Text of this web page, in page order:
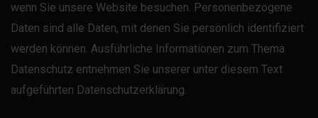
wenn Sie unsere Website besuchen. Personenbezogene
Daten sind alle Daten, mit denen Sie persönlich identifiziert
werden können. Ausführliche Informationen zum Thema
Datenschutz entnehmen Sie unserer unter diesem Text
aufgeführten Datenschutzerklärung.